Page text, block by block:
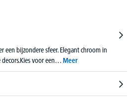
een bijzondere sfeer. Elegant chroom in
voor een… Meer